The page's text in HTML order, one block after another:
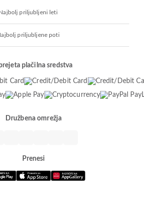
priljubljeni leti
priljubljene poti
plačilna sredstva
Družbena omrežja
Prenesi